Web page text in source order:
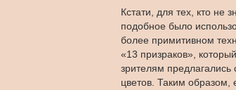
Кстати, для тех, кто не
подобное было
более примитивном
«13 призраков»,
зрителям
цветов. Таким образом,